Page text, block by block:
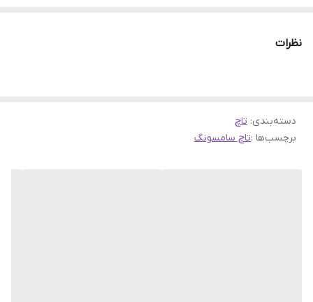
نظرات
دسته‌بندی: تاچ
برچسب‌ها :تاچ سامسونگ